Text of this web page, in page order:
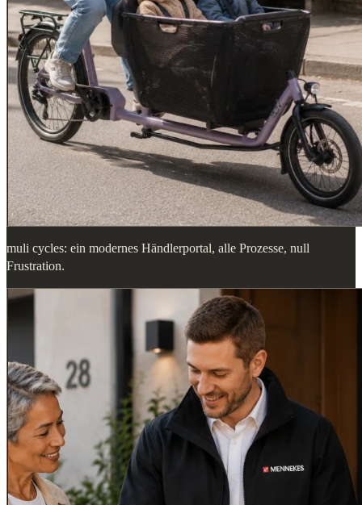
muli cycles: ein modernes Händlerportal, alle Prozesse, null
Frustration.